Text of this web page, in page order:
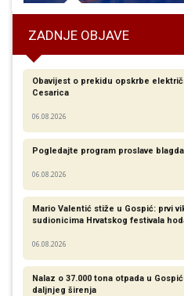
ZADNJE OBJAVE
Obavijest o prekidu opskrbe
Cesarica
06.08.2026
Pogledajte program proslave
06.08.2026
Mario Valentić stiže u Gospić: prvi
sudionicima Hrvatskog festivala
06.08.2026
Nalaz o 37.000 tona otpada u
daljnjeg širenja